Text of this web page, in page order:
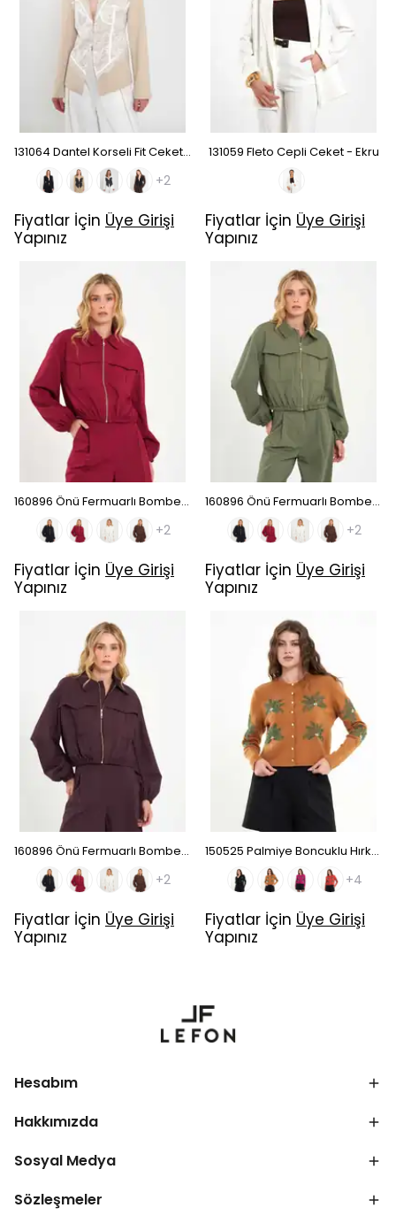
131064 Dantel Korseli Fit Ceket - Taş
+2
Fiyatlar İçin Üye Girişi
Yapınız
131059 Fleto Cepli Ceket - Ekru
Fiyatlar İçin Üye Girişi
Yapınız
160896 Önü Fermuarlı Bomber Ceket - Bordo
+2
Fiyatlar İçin Üye Girişi
Yapınız
160896 Önü Fermuarlı Bomber Ceket - Haki
+2
Fiyatlar İçin Üye Girişi
Yapınız
160896 Önü Fermuarlı Bomber Ceket - Mürdüm
+2
Fiyatlar İçin Üye Girişi
Yapınız
150525 Palmiye Boncuklu Hırka - Camel
+4
Fiyatlar İçin Üye Girişi
Yapınız
Hesabım
Hakkımızda
Sosyal Medya
Sözleşmeler